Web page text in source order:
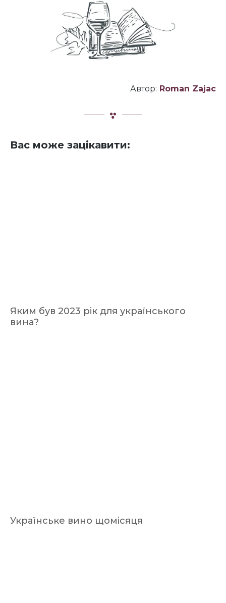
Автор: Roman Zajac
Вас може зацікавити:
Яким був 2023 рік для українського
вина?
Українське вино щомісяця